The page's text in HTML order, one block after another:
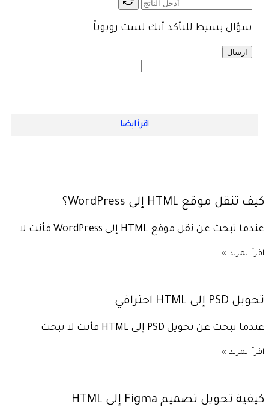
سؤال بسيط للتأكد أنك لست روبوتاً.
ارسال
اقرأ ايضا
كيف تنقل موقع HTML إلى WordPress؟
عندما تبحث عن نقل موقع HTML إلى WordPress فأنت لا
اقرأ المزيد »
تحويل PSD إلى HTML احترافي
عندما تبحث عن تحويل PSD إلى HTML فأنت لا تبحث
اقرأ المزيد »
كيفية تحويل تصميم Figma إلى HTML